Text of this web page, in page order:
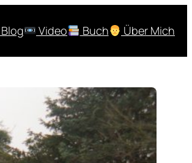
Blog Video Buch Über Mich